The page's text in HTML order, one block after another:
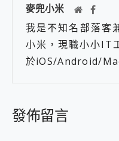
麥兜小米
我是不知名部落客
小米，現職小小IT
於iOS/Android/
發佈留言